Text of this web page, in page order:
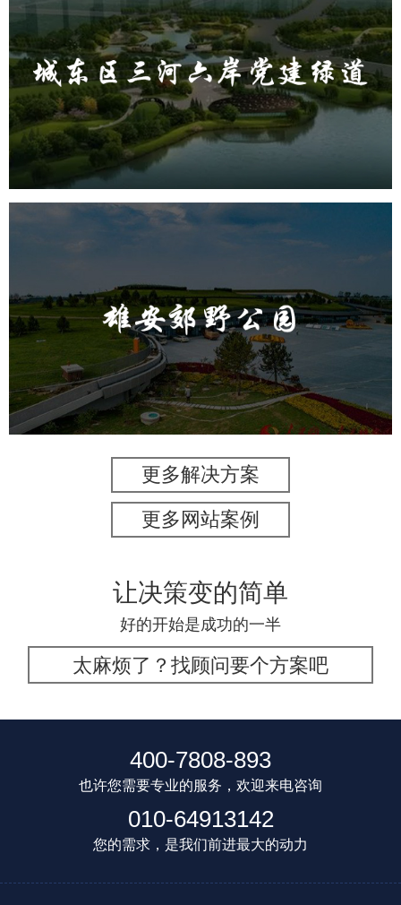
城东区三河六岸党建绿道
旅游休闲 公园 AI人工智能 智慧公园
智能步道
AR太极
智能大数据平台
公园 AI人工智能 智慧公园
智能照明系统
智能垃圾桶
更多解决方案
更多网站案例
让决策变的简单
好的开始是成功的一半
太麻烦了？找顾问要个方案吧
400-7808-893
也许您需要专业的服务，欢迎来电咨询
010-64913142
您的需求，是我们前进最大的动力